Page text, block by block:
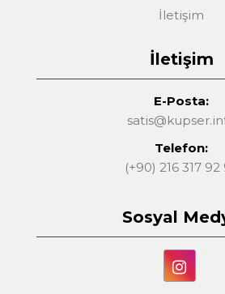
İletişim
İletişim
E-Posta:
Telefon:
(+90) 216 317 92
Sosyal